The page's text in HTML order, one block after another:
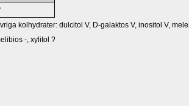
kolhydrater: dulcitol V, D-galaktos V, inositol V,
-, xylitol ?